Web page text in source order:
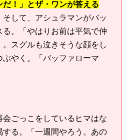
だ！」とザ・ワンが答える
して、アシュラマンがバッ
。「やはりお前は平気で仲
スグルも泣きそうな顔をし
やく。「バッファローマ
ごっこをしているヒマはな
する。「一週間やろう。あの